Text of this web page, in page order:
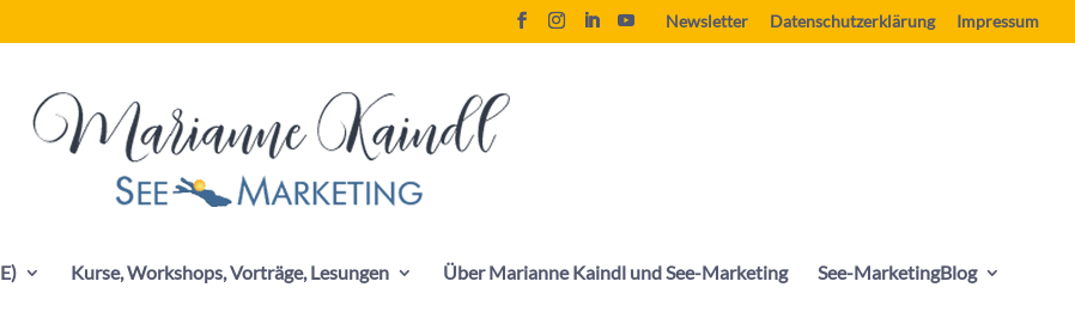
Newsletter Datenschutzerklärung Impressum
Kurse, Workshops, Vorträge, Lesungen Über Marianne Kaindl und See-Marketing See-MarketingBlog